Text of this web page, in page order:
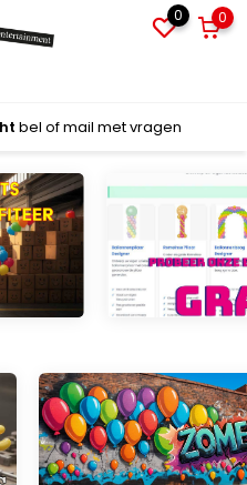
0 0
bel of mail met vragen